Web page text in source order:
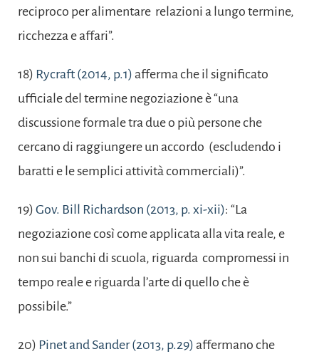
reciproco per alimentare relazioni a lungo termine,
ricchezza e affari”.
18) Rycraft (2014, p.1) afferma che il significato
ufficiale del termine negoziazione è “una
discussione formale tra due o più persone che
cercano di raggiungere un accordo (escludendo i
baratti e le semplici attività commerciali)”.
19) Gov. Bill Richardson (2013, p. xi-xii): “La
negoziazione così come applicata alla vita reale, e
non sui banchi di scuola, riguarda compromessi in
tempo reale e riguarda l’arte di quello che è
possibile.”
20) Pinet and Sander (2013, p.29) affermano che